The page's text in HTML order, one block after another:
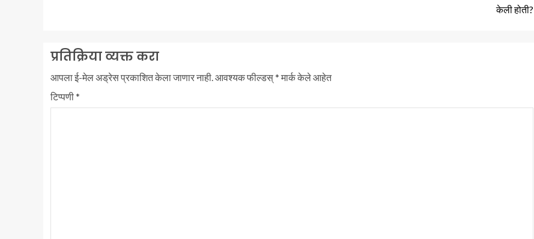
केली होती?
प्रतिक्रिया व्यक्त करा
आपला ई-मेल अड्रेस प्रकाशित केला जाणार नाही.आवश्यक फील्डस्* मार्क केले आहेत
टिप्पणी*